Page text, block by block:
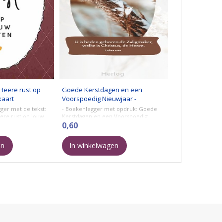
rust op
met de tekst:
rust op jouw
stevig karton
...
Goede Kerstdagen en een
Voorspoedig Nieuwjaar -
boekenlegger met Bijbeltekst
- Boekenlegger met opdruk: Goede
Kerstdagen en een Voorspoedig
Nieuwjaar
Bijbeltekst: U is heden geboren de
Zaligmaker, welke is Christus, de
Heere - Lukas 2:11a ...
0,60
In winkelwagen